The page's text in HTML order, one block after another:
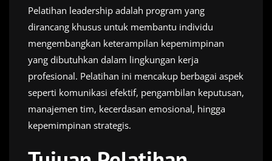
Pelatihan leadership adalah program yang
dirancang khusus untuk membantu individu
mengembangkan keterampilan kepemimpinan
yang dibutuhkan dalam lingkungan kerja
profesional. Pelatihan ini mencakup berbagai aspek
seperti komunikasi efektif, pengambilan keputusan,
manajemen tim, kecerdasan emosional, hingga
kepemimpinan strategis.